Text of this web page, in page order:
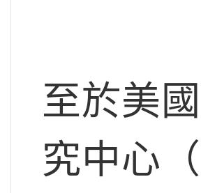
至於美
究中心